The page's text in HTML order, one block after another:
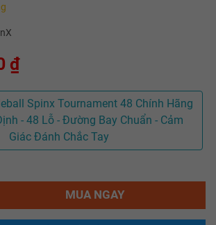
₫
Spinx Tournament 48 Chính Hãng
- 48 Lỗ - Đường Bay Chuẩn - Cảm
Giác Đánh Chắc Tay
MUA NGAY